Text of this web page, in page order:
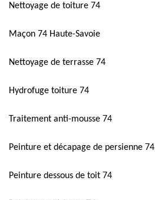
Nettoyage de toiture 74
Maçon 74 Haute-Savoie
Nettoyage de terrasse 74
Hydrofuge toiture 74
Traitement anti-mousse 74
Peinture et décapage de persienne 74
Peinture dessous de toit 74